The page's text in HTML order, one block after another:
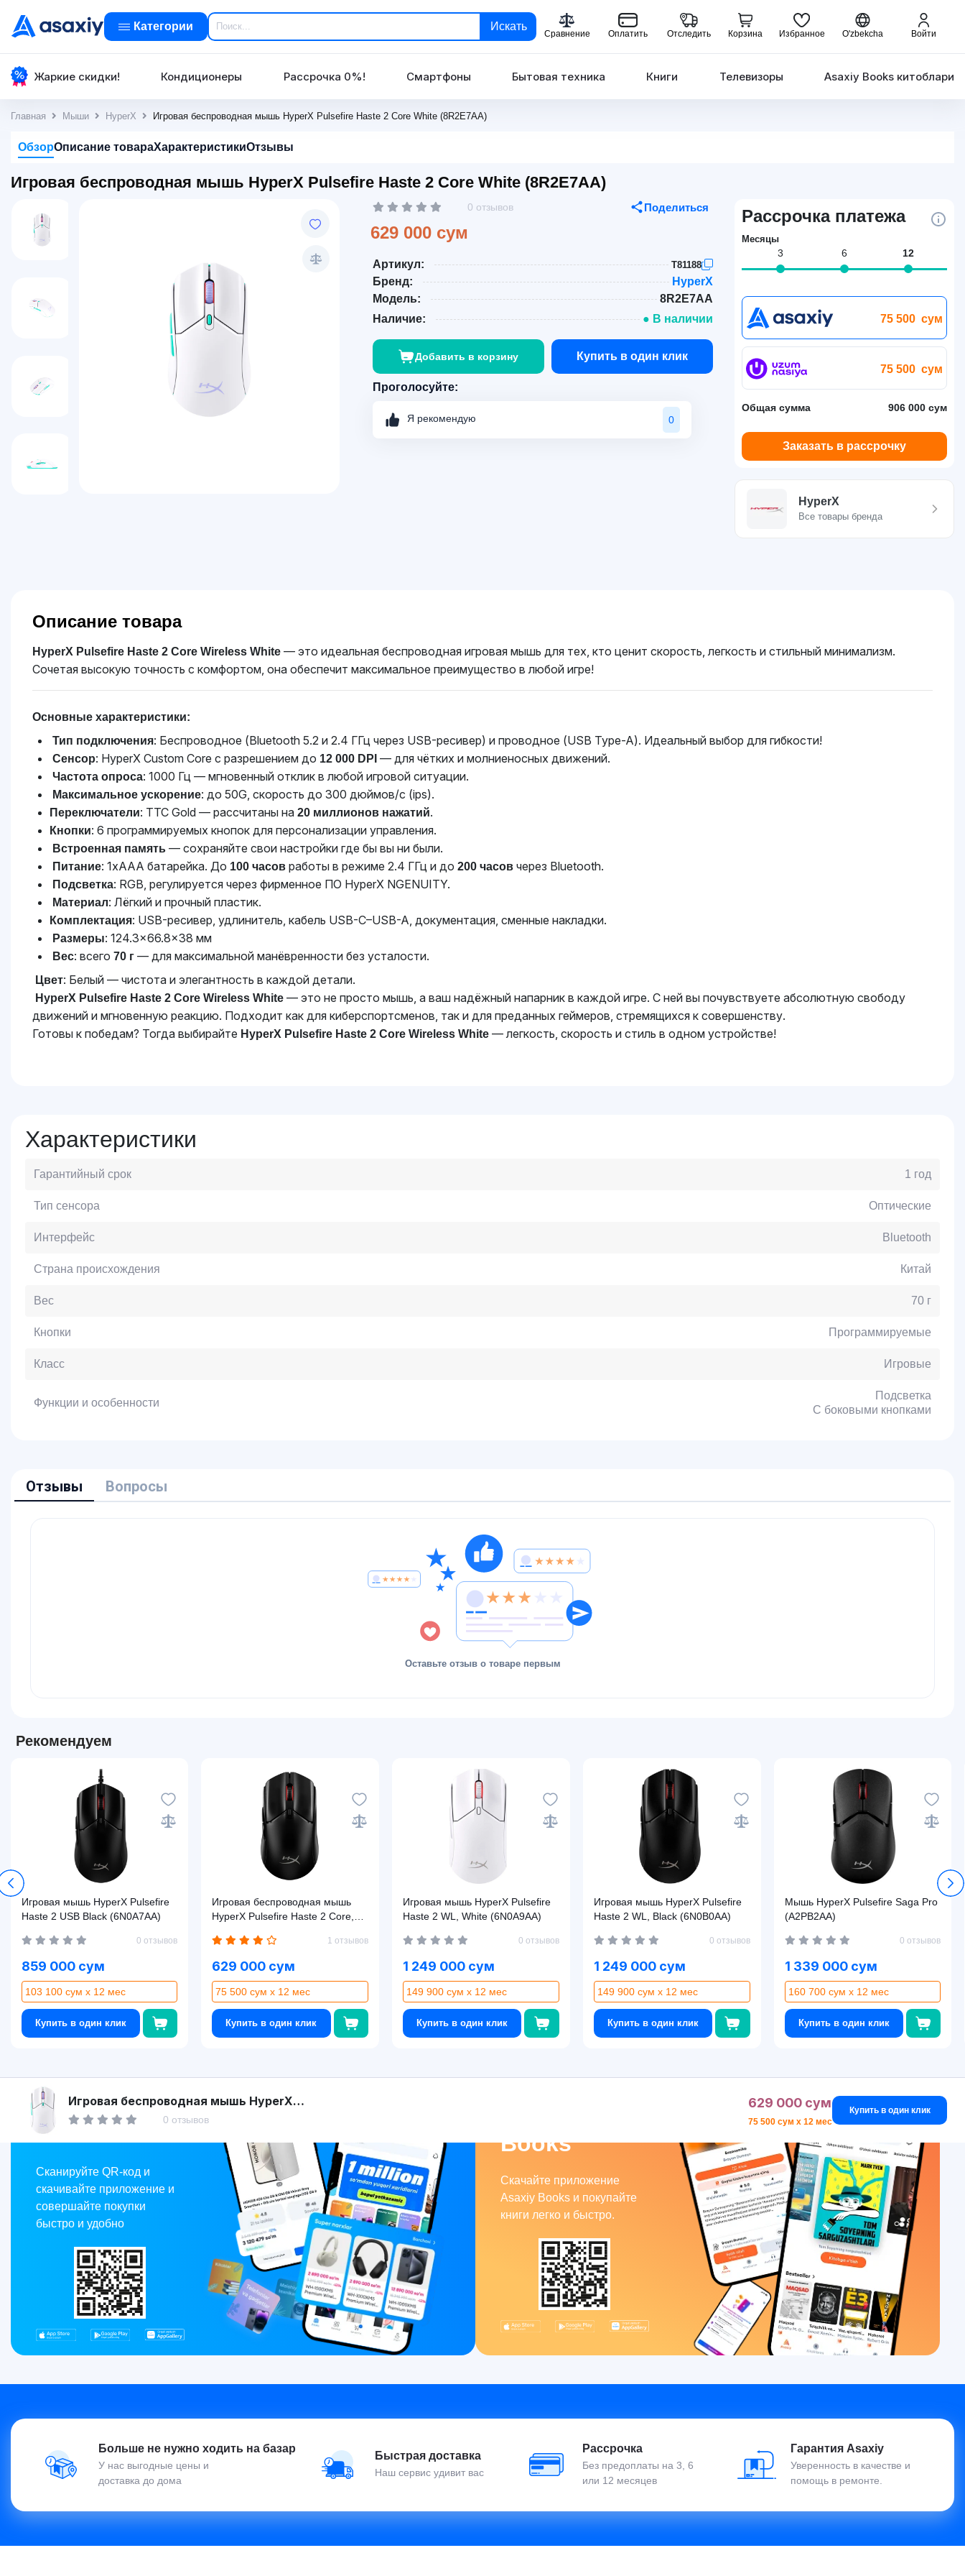
Категории Искать
Сравнение Оплатить Отследить Корзина Избранное O'zbekcha Войти
Жаркие скидки! Кондиционеры Рассрочка 0%! Смартфоны Бытовая техника Книги Телевизоры Asaxiy Books китоблари
Главная Мыши HyperX Игровая беспроводная мышь HyperX Pulsefire Haste 2 Core White (8R2E7AA)
ОбзорОписание товараХарактеристикиОтзывы
Игровая беспроводная мышь HyperX Pulsefire Haste 2 Core White (8R2E7AA)
0 отзывов Поделиться
629 000 сум
Артикул: T81188
Бренд:
HyperX
Модель:
8R2E7AA
Наличие:
● В наличии
Добавить в корзину Купить в один клик
Проголосуйте:
Я рекомендую 0
Рассрочка платежа
Месяцы
3 6 12
75 500 сум
75 500 сум
Общая сумма 906 000 сум
Заказать в рассрочку
HyperX
Все товары бренда
Описание товара
HyperX Pulsefire Haste 2 Core Wireless White — это идеальная беспроводная игровая мышь для тех, кто ценит скорость, легкость и стильный минимализм.
Сочетая высокую точность с комфортом, она обеспечит максимальное преимущество в любой игре!
Основные характеристики:
Тип подключения: Беспроводное (Bluetooth 5.2 и 2.4 ГГц через USB-ресивер) и проводное (USB Type-A). Идеальный выбор для гибкости!
Сенсор: HyperX Custom Core с разрешением до 12 000 DPI — для чётких и молниеносных движений.
Частота опроса: 1000 Гц — мгновенный отклик в любой игровой ситуации.
Максимальное ускорение: до 50G, скорость до 300 дюймов/с (ips).
Переключатели: TTC Gold — рассчитаны на 20 миллионов нажатий.
Кнопки: 6 программируемых кнопок для персонализации управления.
Встроенная память — сохраняйте свои настройки где бы вы ни были.
Питание: 1xAAA батарейка. До 100 часов работы в режиме 2.4 ГГц и до 200 часов через Bluetooth.
Подсветка: RGB, регулируется через фирменное ПО HyperX NGENUITY.
Материал: Лёгкий и прочный пластик.
Комплектация: USB-ресивер, удлинитель, кабель USB-C–USB-A, документация, сменные накладки.
Размеры: 124.3×66.8×38 мм
Вес: всего 70 г — для максимальной манёвренности без усталости.
Цвет: Белый — чистота и элегантность в каждой детали.
HyperX Pulsefire Haste 2 Core Wireless White — это не просто мышь, а ваш надёжный напарник в каждой игре. С ней вы почувствуете абсолютную свободу
движений и мгновенную реакцию. Подходит как для киберспортсменов, так и для преданных геймеров, стремящихся к совершенству.
Готовы к победам? Тогда выбирайте HyperX Pulsefire Haste 2 Core Wireless White — легкость, скорость и стиль в одном устройстве!
Характеристики
Гарантийный срок 1 год
Тип сенсора Оптические
Интерфейс Bluetooth
Страна происхождения Китай
Вес 70 г
Кнопки Программируемые
Класс Игровые
Функции и особенности
Подсветка
С боковыми кнопками
Отзывы Вопросы
Оставьте отзыв о товаре первым
Рекомендуем
Игровая мышь HyperX Pulsefire
Haste 2 USB Black (6N0A7AA)
0 отзывов
859 000 сум
103 100 сум x 12 мес
Купить в один клик
Игровая беспроводная мышь
HyperX Pulsefire Haste 2 Core,
1 отзывов
629 000 сум
75 500 сум x 12 мес
Купить в один клик
Игровая мышь HyperX Pulsefire
Haste 2 WL, White (6N0A9AA)
0 отзывов
1 249 000 сум
149 900 сум x 12 мес
Купить в один клик
Игровая мышь HyperX Pulsefire
Haste 2 WL, Black (6N0B0AA)
0 отзывов
1 249 000 сум
149 900 сум x 12 мес
Купить в один клик
Мышь HyperX Pulsefire Saga Pro
(A2PB2AA)
0 отзывов
1 339 000 сум
160 700 сум x 12 мес
Купить в один клик
Игровая беспроводная мышь HyperX
Pulsefire Haste 2 Core White (8R2E7AA)
0 отзывов
629 000 сум
75 500 сум x 12 мес
Купить в один клик
Asaxiy
Market
Сканируйте QR-код и
скачивайте приложение и
совершайте покупки
быстро и удобно
Books
Скачайте приложение
Asaxiy Books и покупайте
книги легко и быстро.
Больше не нужно ходить на базар
У нас выгодные цены и
доставка до дома
Быстрая доставка
Наш сервис удивит вас
Рассрочка
Без предоплаты на 3, 6
или 12 месяцев
Гарантия Asaxiy
Уверенность в качестве и
помощь в ремонте.